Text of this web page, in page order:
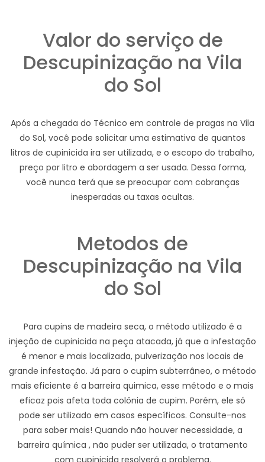
Valor do serviço de
Descupinização na Vila
do Sol
Após a chegada do Técnico em controle de pragas na Vila
do Sol, você pode solicitar uma estimativa de quantos
litros de cupinicida ira ser utilizada, e o escopo do trabalho,
preço por litro e abordagem a ser usada. Dessa forma,
você nunca terá que se preocupar com cobranças
inesperadas ou taxas ocultas.
Metodos de
Descupinização na Vila
do Sol
Para cupins de madeira seca, o método utilizado é a
injeção de cupinicida na peça atacada, já que a infestação
é menor e mais localizada, pulverização nos locais de
grande infestação. Já para o cupim subterrâneo, o método
mais eficiente é a barreira quimica, esse método e o mais
eficaz pois afeta toda colônia de cupim. Porém, ele só
pode ser utilizado em casos específicos. Consulte-nos
para saber mais! Quando não houver necessidade, a
barreira química , não puder ser utilizada, o tratamento
com cupinicida resolverá o problema.